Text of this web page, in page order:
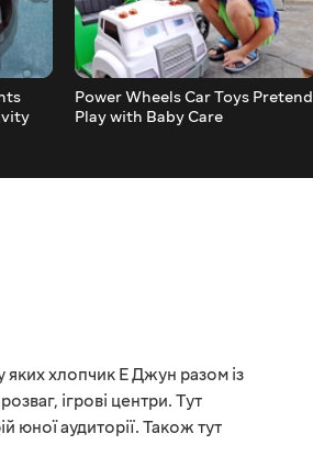
Power Wheels Car Toys Pretend
Play with Baby Care
яких хлопчик Е Джун разом із
ігрові центри. Тут
юної аудиторії. Також тут